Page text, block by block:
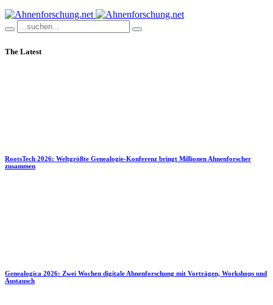
The Latest
RootsTech 2026: Weltgrößte Genealogie-Konferenz bringt Millionen Ahnenforscher
zusammen
Genealogica 2026: Zwei Wochen digitale Ahnenforschung mit Vorträgen, Workshops und
Austausch